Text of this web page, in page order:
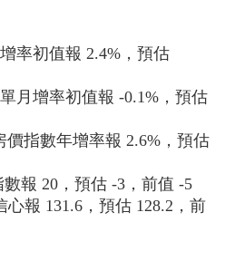
率初值報 2.4%，預估
月增率初值報 -0.1%，預估
價指數年增率報 2.6%，預估
報 20，預估 -3，前值 -5
報 131.6，預估 128.2，前